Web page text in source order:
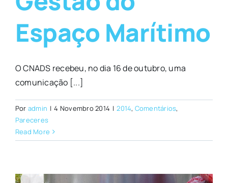
Espaço Marítimo
O CNADS recebeu, no dia 16 de outubro, uma
comunicação [...]
Por admin | 4 Novembro 2014 | 2014, Comentários,
Pareceres
Read More